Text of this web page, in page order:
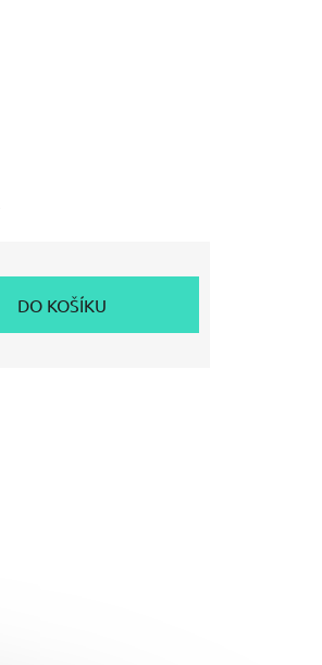
DO KOŠÍKU